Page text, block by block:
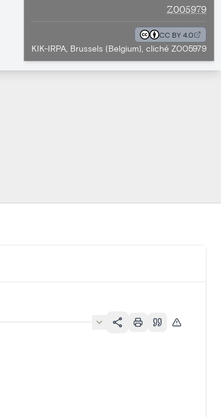
Z005979
CC BY 4.0
KIK-IRPA, Brussels (Belgium), cliché Z005979